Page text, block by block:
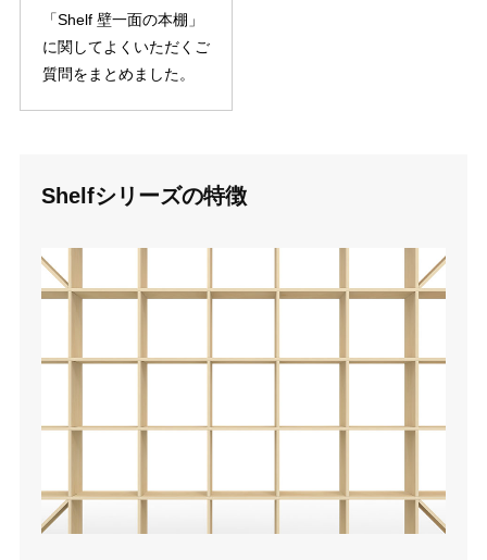
「Shelf 壁一面の本棚」
に関してよくいただくご
質問をまとめました。
Shelfシリーズの特徴